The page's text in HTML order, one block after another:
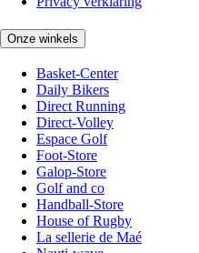
Onze winkels
Basket-Center
Daily Bikers
Direct Running
Direct-Volley
Espace Golf
Foot-Store
Galop-Store
Golf and co
Handball-Store
House of Rugby
La sellerie de Maé